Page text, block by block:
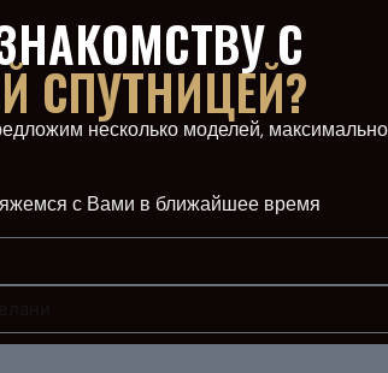
С
СПУТНИЦЕЙ?
несколько моделей,
с Вами в ближайшее время